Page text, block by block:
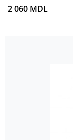
2 060 MDL